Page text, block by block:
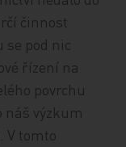
činnost
pod nic
řízení na
povrchu
náš výzkum
V tomto